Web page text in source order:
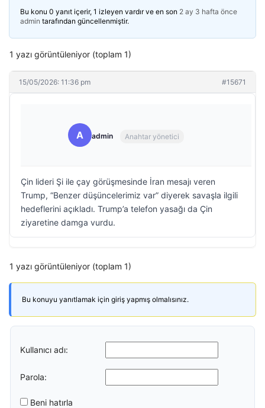
Bu konu 0 yanıt içerir, 1 izleyen vardır ve en son 2 ay 3 hafta önce
admin tarafından güncellenmiştir.
1 yazı görüntüleniyor (toplam 1)
15/05/2026: 11:36 pm #15671
A admin Anahtar yönetici
Çin lideri Şi ile çay görüşmesinde İran mesajı veren
Trump, “Benzer düşüncelerimiz var” diyerek savaşla ilgili
hedeflerini açıkladı. Trump’a telefon yasağı da Çin
ziyaretine damga vurdu.
1 yazı görüntüleniyor (toplam 1)
Bu konuyu yanıtlamak için giriş yapmış olmalısınız.
Kullanıcı adı:
Parola:
Beni hatırla